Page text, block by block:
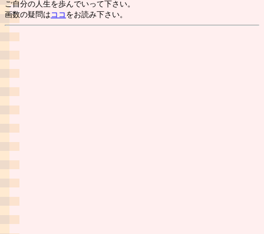
ご自分の人生を歩んでいって下さい。
画数の疑問は ココ をお読み下さい。